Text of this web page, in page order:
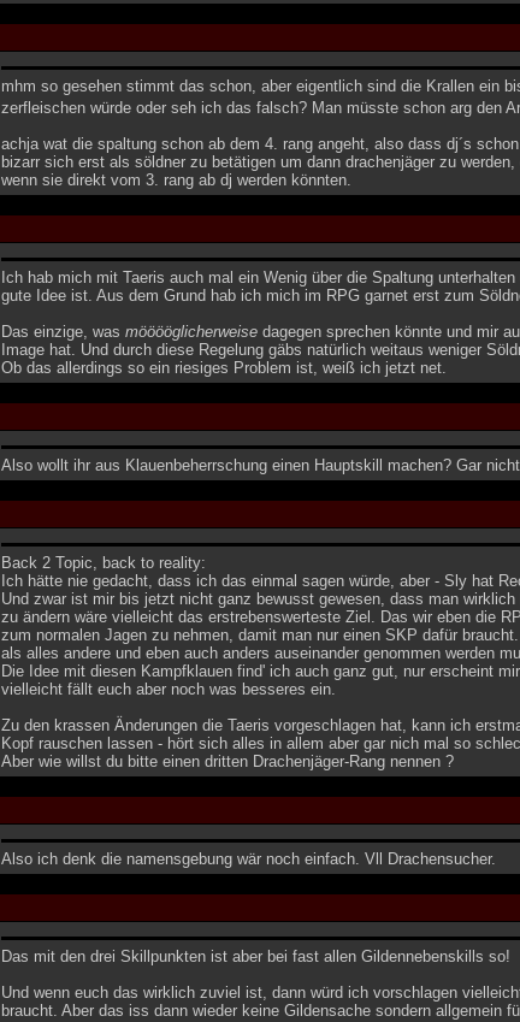
mhm so gesehen stimmt das schon, aber eigentlich sind die Krallen ein
zerfleischen würde oder seh ich das falsch? Man müsste schon arg den
achja wat die spaltung schon ab dem 4. rang angeht, also dass dj´s
bizarr sich erst als söldner zu betätigen um dann drachenjäger zu
wenn sie direkt vom 3. rang ab dj werden könnten.
Ich hab mich mit Taeris auch mal ein Wenig über die Spaltung
gute Idee ist. Aus dem Grund hab ich mich im RPG garnet erst zum
Das einzige, was mööööglicherweise dagegen sprechen könnte und mir
Image hat. Und durch diese Regelung gäbs natürlich weitaus weniger
Ob das allerdings so ein riesiges Problem ist, weiß ich jetzt net.
Also wollt ihr aus Klauenbeherrschung einen Hauptskill machen? Gar
Back 2 Topic, back to reality:
Ich hätte nie gedacht, dass ich das einmal sagen würde, aber - Sly hat
Und zwar ist mir bis jetzt nicht ganz bewusst gewesen, dass man
zu ändern wäre vielleicht das erstrebenswerteste Ziel. Das wir eben die
zum normalen Jagen zu nehmen, damit man nur einen SKP dafür
als alles andere und eben auch anders auseinander genommen werden
Die Idee mit diesen Kampfklauen find' ich auch ganz gut, nur erscheint
vielleicht fällt euch aber noch was besseres ein.
Zu den krassen Änderungen die Taeris vorgeschlagen hat, kann ich
Kopf rauschen lassen - hört sich alles in allem aber gar nich mal so
Aber wie willst du bitte einen dritten Drachenjäger-Rang nennen ?
Also ich denk die namensgebung wär noch einfach. Vll Drachensucher.
Das mit den drei Skillpunkten ist aber bei fast allen Gildennebenskills so!
Und wenn euch das wirklich zuviel ist, dann würd ich vorschlagen
braucht. Aber das iss dann wieder keine Gildensache sondern allgemein